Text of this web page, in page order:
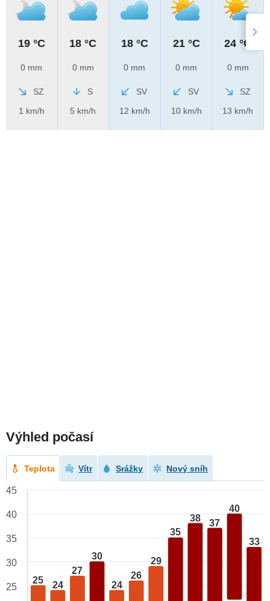
19 °C
0 mm
SZ
1 km/h
18 °C
0 mm
S
5 km/h
18 °C
0 mm
SV
12 km/h
21 °C
0 mm
SV
10 km/h
24 °C
0 mm
SZ
13 km/h
Výhled počasí
Teplota Vítr Srážky Nový sníh
25 24
27
30
24
26
29
35
38 37
40
33
45
40
35
30
25